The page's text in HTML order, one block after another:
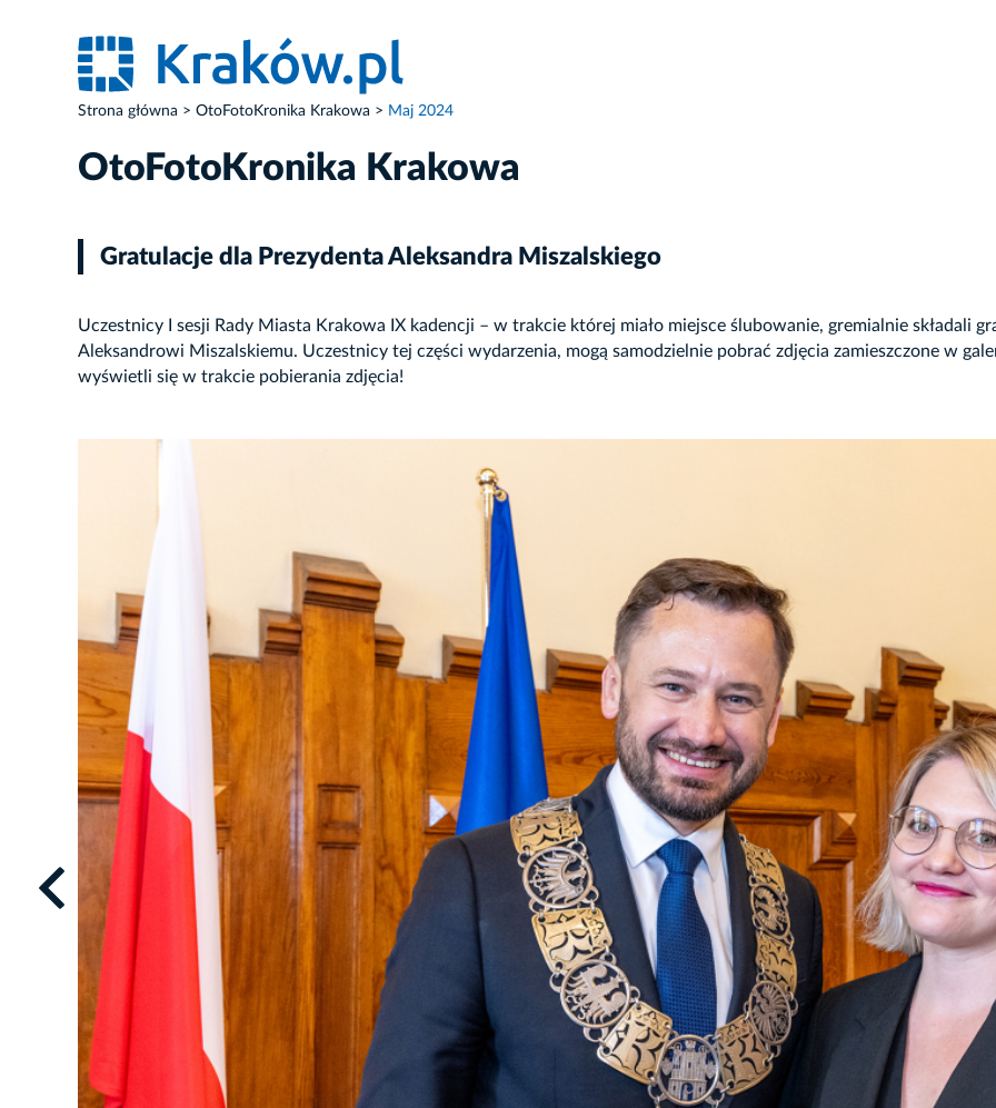
Strona główna OtoFotoKronika Krakowa Maj 2024
OtoFotoKronika Krakowa
Gratulacje dla Prezydenta Aleksandra Miszalskiego
Uczestnicy I sesji Rady Miasta Krakowa IX kadencji – w trakcie której miało miejsce ślubowanie, gremialnie składali
Aleksandrowi Miszalskiemu. Uczestnicy tej części wydarzenia, mogą samodzielnie pobrać zdjęcia zamieszczone w
wyświetli się w trakcie pobierania zdjęcia!